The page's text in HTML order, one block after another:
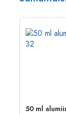
50 ml